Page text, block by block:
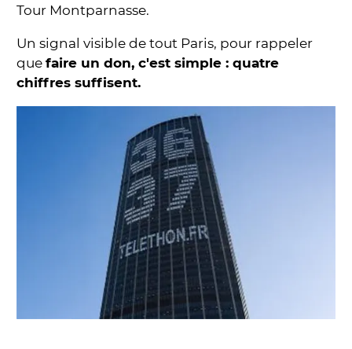
Tour Montparnasse.
Un signal visible de tout Paris, pour rappeler
que faire un don, c'est simple : quatre
chiffres suffisent.